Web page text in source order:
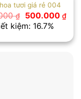
tươi giá rẻ 004
₫
Giá
gốc
là:
500.000 ₫Giá
hiện
là:
kiệm: 16.7%